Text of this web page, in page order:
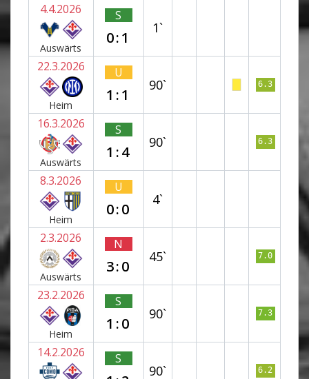
4.4.2026
Auswärts
S
0:1
1`
22.3.2026
Heim
U
1:1
90` 6.3
16.3.2026
Auswärts
S
1:4
90` 6.3
8.3.2026
Heim
U
0:0
4`
2.3.2026
Auswärts
N
3:0
45` 7.0
23.2.2026
Heim
S
1:0
90` 7.3
14.2.2026 S
90` 6.2